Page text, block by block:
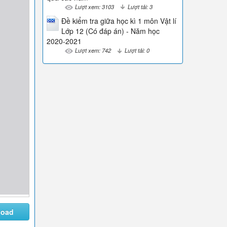
Lượt xem: 3103 Lượt tải: 3
Đề kiểm tra giữa học kì 1 môn Vật lí
Lớp 12 (Có đáp án) - Năm học
2020-2021
Lượt xem: 742 Lượt tải: 0